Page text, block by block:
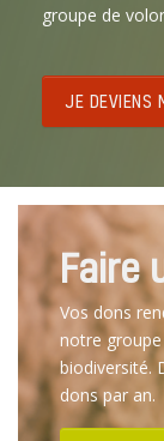
groupe de
JE DEVIENS
Faire
Vos dons
notre
biodiversité.
dons par an.